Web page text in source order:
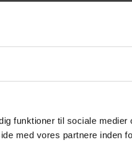
funktioner til sociale medier
med vores partnere inden